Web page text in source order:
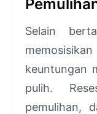
Selain
keuntungan
pulih.
pemulihan,